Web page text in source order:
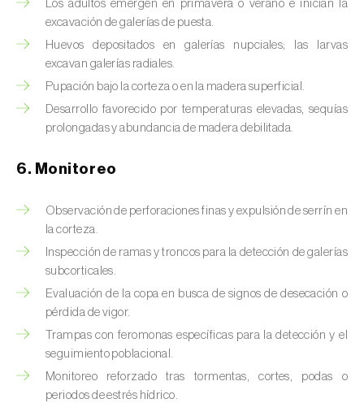
Chinche verde (Nezara viridula
Cicadas (Jacobiasca lybica, Scaphoideus
titanus e Empoasca spp.
)
Cigarra espumosa (Philaenus spumarius
comstocki)
Cochinilla de los cítricos (Planococcus citri)
Diaspidiotus) perniciosus )
Cochinilla obscura (Pseudococcus viburni)
Cochinilla roja de los cítricos (Aonidiella
aurantii)
Cochinillas
Los adultos emergen en primavera o verano e inician la
excavación de galerías de puesta.
Huevos depositados en galerías nupciales; las larvas
excavan galerías radiales.
Pupación bajo la corteza o en la madera superficial.
Desarrollo favorecido por temperaturas elevadas, sequías
prolongadas y abundancia de madera debilitada.
6. Monitoreo
Observación de perforaciones finas y expulsión de serrín en
la corteza.
Inspección de ramas y troncos para la detección de galerías
subcorticales.
Evaluación de la copa en busca de signos de desecación o
pérdida de vigor.
Trampas con feromonas específicas para la detección y el
seguimiento poblacional.
Monitoreo reforzado tras tormentas, cortes, podas o
periodos de estrés hídrico.